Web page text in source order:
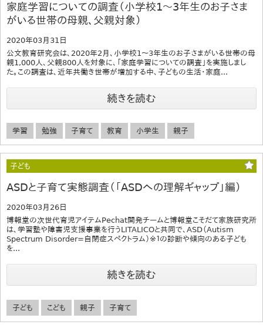
家庭学習についての調査（小学校1～3年生のお子さま
がいる世帯の母親、父親対象）
2020年03月31日
公文教育研究会は、2020年2月、小学校1～3年生のお子さまがいる世帯の母
親1,000人、父親800人を対象に、「家庭学習についての調査」を実施しまし
た。この調査は、近年共働き世帯が増加する中、子どもの生活・家庭...
続きを読む
学習 勉強 子育て 教育 小学生 親子
子ども
ASDと子育て実態調査（「ASDへの理解ギャップ」編）
2020年03月26日
博報堂の次世代育児アイテムPechat開発チームと博報堂こそだて家族研究所
は、学習塾や障害児支援事業を行うLITALICOと共同で、ASD（Autism
Spectrum Disorder=自閉症スペクトラム）※１の診断や傾向のある子ども
を...
続きを読む
子ども こども 親子 子育て